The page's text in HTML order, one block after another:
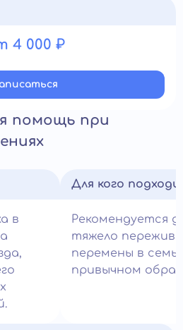
4 000 ₽
помощь при
в
Для кого
Рекомендуется
тяжело
перемены в
привычном